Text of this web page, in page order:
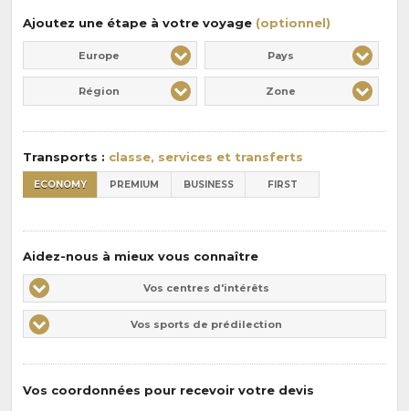
Ajoutez une étape à votre voyage (optionnel)
Europe Pays
Région Zone
Transports : classe, services et transferts
ECONOMY PREMIUM BUSINESS FIRST
Aidez-nous à mieux vous connaître
Vos
centres
d'intérêts
Vos centres d'intérêts
Vos
sports
de
Vos sports de prédilection
Vos coordonnées pour recevoir votre devis